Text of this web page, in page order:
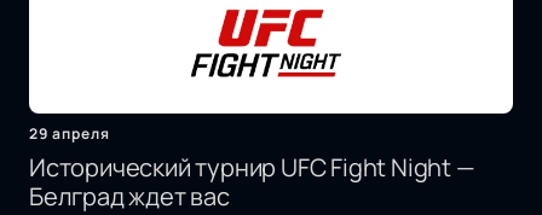
29 апреля
Исторический турнир UFC Fight Night —
Белград ждет вас